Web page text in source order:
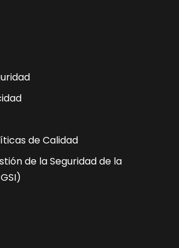
de Calidad
de la Seguridad de la